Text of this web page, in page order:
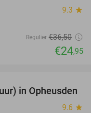
9.3 star
Regulier €36,50
€24,95
38%
in Opheusden
9.6 star